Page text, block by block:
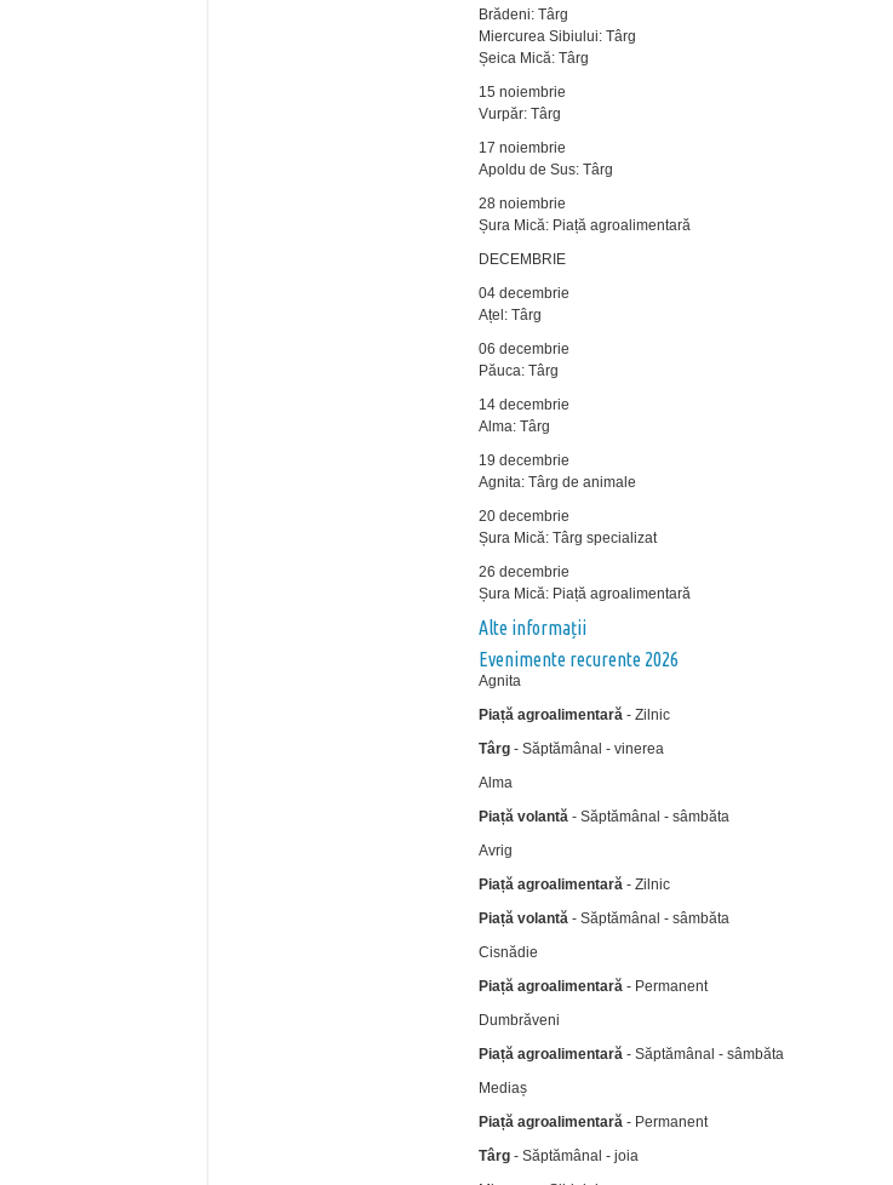
Brădeni: Târg
Miercurea Sibiului: Târg
Șeica Mică: Târg
15 noiembrie
Vurpăr: Târg
17 noiembrie
Apoldu de Sus: Târg
28 noiembrie
Șura Mică: Piață agroalimentară
DECEMBRIE
04 decembrie
Ațel: Târg
06 decembrie
Păuca: Târg
14 decembrie
Alma: Târg
19 decembrie
Agnita: Târg de animale
20 decembrie
Șura Mică: Târg specializat
26 decembrie
Șura Mică: Piață agroalimentară
Alte informații
Evenimente recurente 2026
Agnita
Piață agroalimentară - Zilnic
Târg - Săptămânal - vinerea
Alma
Piață volantă - Săptămânal - sâmbăta
Avrig
Piață agroalimentară - Zilnic
Piață volantă - Săptămânal - sâmbăta
Cisnădie
Piață agroalimentară - Permanent
Dumbrăveni
Piață agroalimentară - Săptămânal - sâmbăta
Mediaș
Piață agroalimentară - Permanent
Târg - Săptămânal - joia